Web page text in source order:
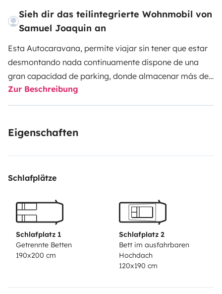
Sieh dir das teilintegrierte Wohnmobil von
Samuel Joaquin an
Esta Autocaravana, permite viajar sin tener que estar
desmontando nada continuamente dispone de una
gran capacidad de parking, donde almacenar más de
dos bicicletas. Pesas, su gran volumen, su consumo es
reducido, también tiene todos los enseres para
Zur Beschreibung
Eigenschaften
Schlafplätze
Schlafplatz 1
Getrennte Betten
190x200 cm
Schlafplatz 2
Bett im ausfahrbaren
Hochdach
120x190 cm